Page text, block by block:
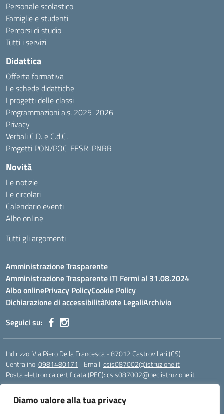
Diamo valore alla tua privacy
Personale scolastico
Famiglie e studenti
Percorsi di studio
Tutti i servizi
Didattica
Offerta formativa
Le schede didattiche
I progetti delle classi
Programmazioni a.s. 2025-2026
Privacy
Verbali C.D. e C.d.C.
Progetti PON/POC-FESR-PNRR
Novità
Le notizie
Le circolari
Calendario eventi
Albo online
Tutti gli argomenti
Amministrazione Trasparente
Amministrazione Trasparente ITI Fermi al 31.08.2024
Albo onlinePrivacy PolicyCookie Policy
Dichiarazione di accessibilitàNote LegaliArchivio
Seguici su:
Indirizzo:Via Piero Della Francesca - 87012 Castrovillari (CS)
Centralino:0981480171 Email:csis087002@istruzione.it
Posta elettronica certificata (PEC):csis087002@pec.istruzione.it
Codice meccanografico:CSIS087002